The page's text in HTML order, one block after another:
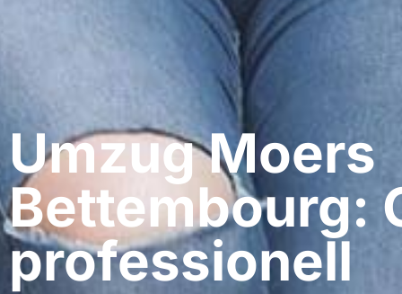
Umzug Moers​
Bettembourg:
professionell​